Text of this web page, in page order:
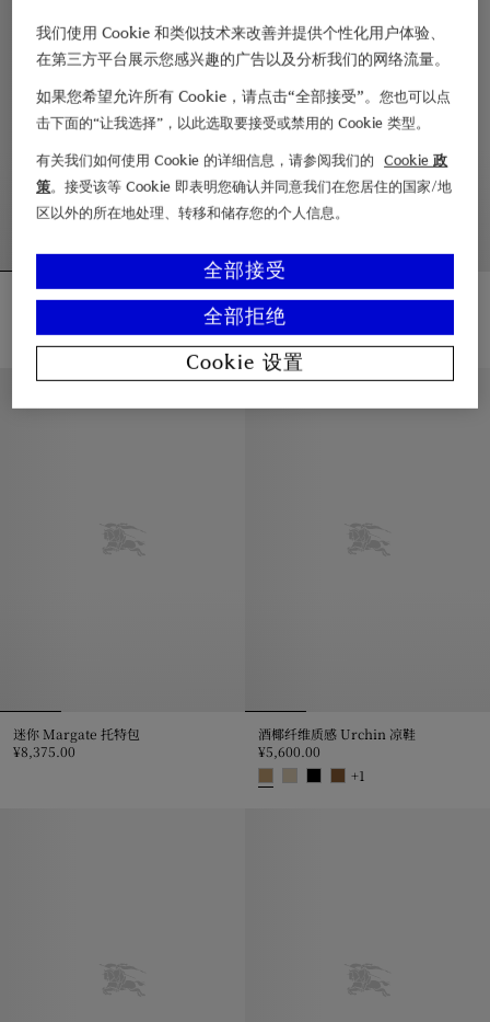
格纹骑士印章棉质 T 恤衫
格纹骑士印章棉质 T 恤衫, ¥4,550.00
Faye 泳衣
¥3,750.00
Faye 泳衣, ¥3,750.00
迷你 Margate 托特包
¥8,375.00
酒椰纤维质感 Urchin 凉鞋
¥5,600.00
+1
我们使用 Cookie 和类似技术来改善并提供个性化用户体验、
在第三方平台展示您感兴趣的广告以及分析我们的网络流量。
如果您希望允许所有 Cookie，请点击“全部接受”。您也可以点
击下面的“让我选择”，以此选取要接受或禁用的 Cookie 类型。
有关我们如何使用 Cookie 的详细信息，请参阅我们的
Cookie 政
策。接受该等 Cookie 即表明您确认并同意我们在您居住的国家/地
区以外的所在地处理、转移和储存您的个人信息。
全部拒绝
全部接受
Cookie 设置